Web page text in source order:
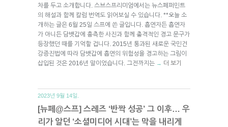
차를 두고 소개합니다. 스브스프리미엄에서는 뉴스페퍼민트
의 해설과 함께 칼럼 번역도 읽어보실 수 있습니다. **오늘 소
개하는 글은 6월 25일 스프에 쓴 글입니다. 흡연자든 흡연자
가 아니든 담뱃갑에 흉측한 사진과 함께 충격적인 경고 문구가
등장했던 때를 기억할 겁니다. 2015년 통과된 새로운 국민건
강증진법에 따라 담뱃갑에 흡연의 위험성을 경고하는 그림이
삽입된 것은 2016년 말이었습니다. 그전까지는 → 더 보기
2023년 9월 14일.
[뉴페@스프] 스레즈 ‘반짝 성공’ 그 이후… 우
리가 알던 ‘소셜미디어 시대’는 막을 내리게